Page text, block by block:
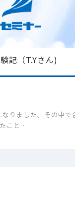
記（T.Yさん)
りました。その中で
こと…